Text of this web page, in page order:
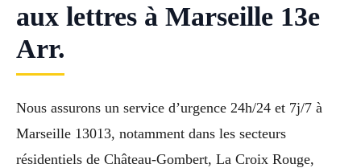
aux lettres à Marseille 13e
Arr.
Nous assurons un service d’urgence 24h/24 et 7j/7 à
Marseille 13013, notamment dans les secteurs
résidentiels de Château-Gombert, La Croix Rouge,